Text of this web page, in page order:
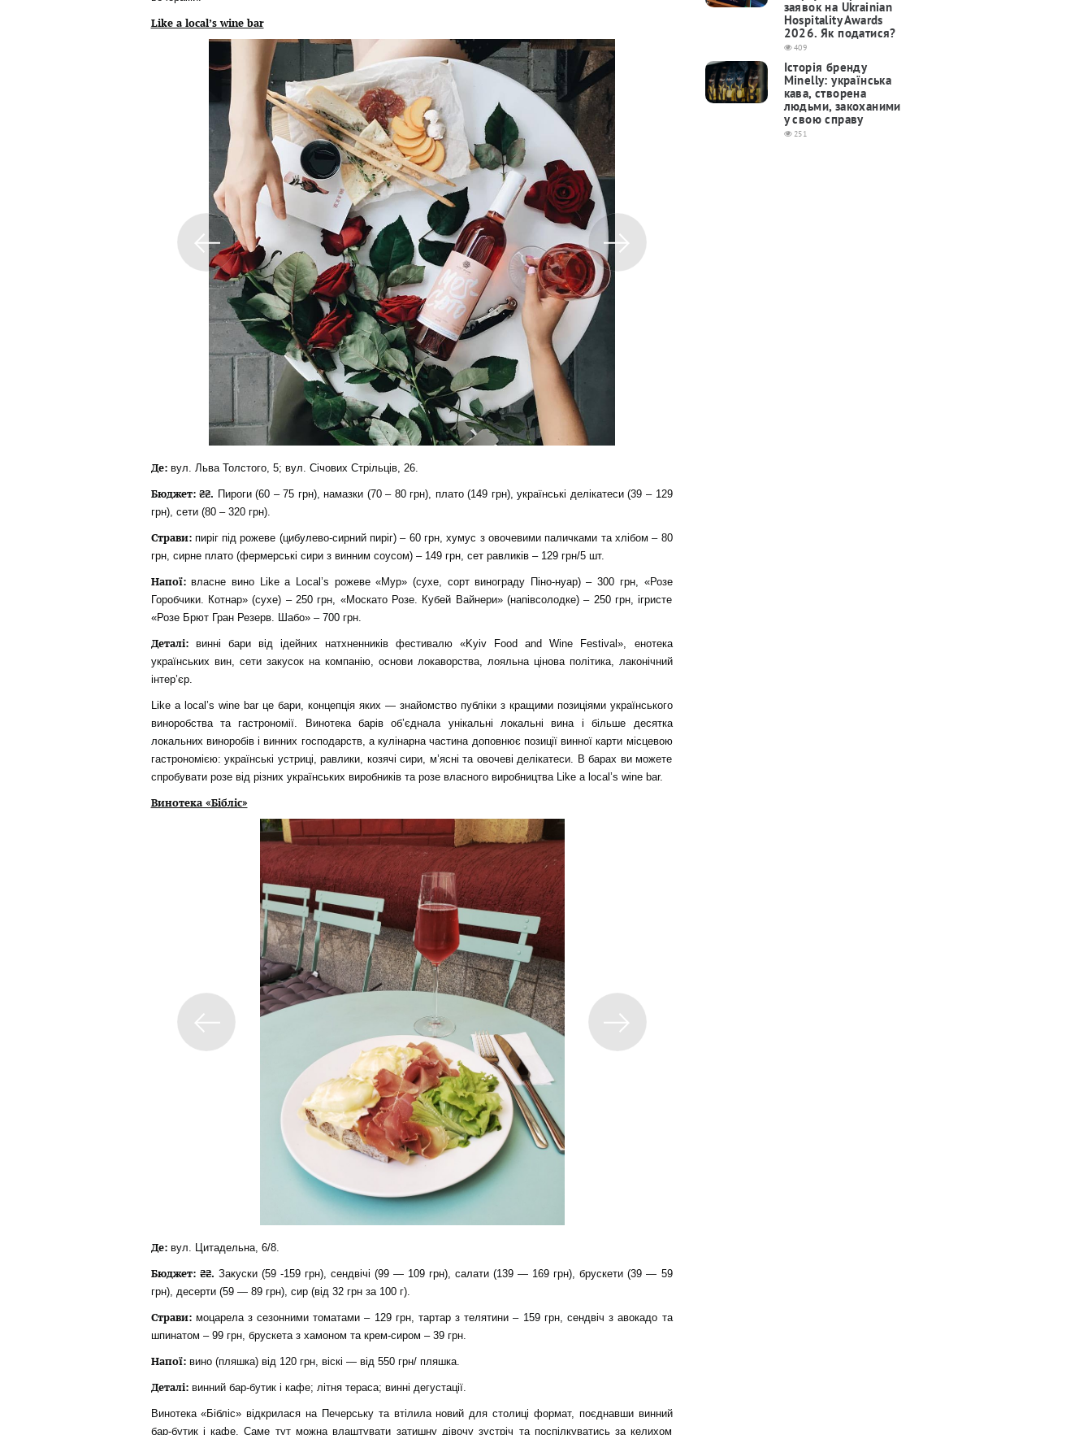
Like a local’s wine bar
Де:вул. Льва Толстого, 5; вул. Січових Стрільців, 26.
Бюджет: ₴₴. Пироги (60 – 75 грн), намазки (70 – 80 грн), плато (149 грн), українські делікатеси (39 – 129
грн), сети (80 – 320 грн).
Страви:пиріг під рожеве (цибулево-сирний пиріг) – 60 грн, хумус з овочевими паличками та хлібом – 80
грн, сирне плато (фермерські сири з винним соусом) – 149 грн, сет равликів – 129 грн/5 шт.
Напої:власне вино Like a Local’s рожеве «Мур» (сухе, сорт винограду Піно-нуар) – 300 грн, «Розе
Горобчики. Котнар» (сухе) – 250 грн, «Москато Розе. Кубей Вайнери» (напівсолодке) – 250 грн, ігристе
«Розе Брют Гран Резерв. Шабо» – 700 грн.
Деталі:винні бари від ідейних натхненників фестивалю «Kyiv Food and Wine Festival», енотека
українських вин, сети закусок на компанію, основи локаворства, лояльна цінова політика, лаконічний
інтер’єр.
Like a local’s wine bar це бари, концепція яких — знайомство публіки з кращими позиціями українського
виноробства та гастрономії. Винотека барів об’єднала унікальні локальні вина і більше десятка
локальних виноробів і винних господарств, а кулінарна частина доповнює позиції винної карти місцевою
гастрономією: українські устриці, равлики, козячі сири, м’ясні та овочеві делікатеси. В барах ви можете
спробувати розе від різних українських виробників та розе власного виробництва Like a local’s wine bar.
Винотека «Бібліс»
Де:вул. Цитадельна, 6/8.
Бюджет: ₴₴. Закуски (59 -159 грн), сендвічі (99 — 109 грн), салати (139 — 169 грн), брускети (39 — 59
грн), десерти (59 — 89 грн), сир (від 32 грн за 100 г).
Страви:моцарела з сезонними томатами – 129 грн, тартар з телятини – 159 грн, сендвіч з авокадо та
шпинатом – 99 грн, брускета з хамоном та крем-сиром – 39 грн.
Напої:вино (пляшка) від 120 грн, віскі — від 550 грн/ пляшка.
Деталі:винний бар-бутик і кафе; літня тераса; винні дегустації.
Винотека «Бібліс» відкрилася на Печерську та втілила новий для столиці формат, поєднавши винний
бар-бутик і кафе. Саме тут можна влаштувати затишну дівочу зустріч та поспілкуватись за келихом
заявок на Ukrainian
Hospitality Awards
2026. Як податися?
409
Історія бренду
Minelly: українська
кава, створена
людьми, закоханими
у свою справу
251